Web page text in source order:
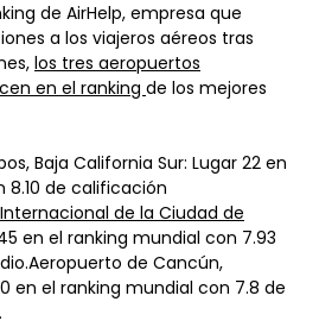
de AirHelp, empresa que
a los viajeros aéreos tras
los tres aeropuertos
en el ranking de los mejores
Baja California Sur: Lugar 22 en
8.10 de calificación
de la Ciudad de
en el ranking mundial con 7.93
de Cancún,
en el ranking mundial con 7.8 de